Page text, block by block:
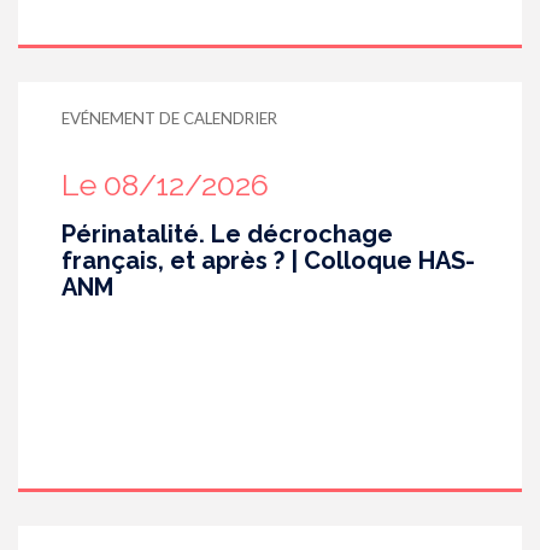
EVÉNEMENT DE CALENDRIER
Le 08/12/2026
Périnatalité. Le décrochage
français, et après ? | Colloque HAS-
ANM